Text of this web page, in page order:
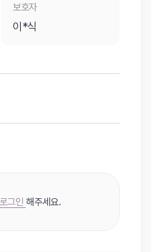
보호자
이*식
로그인 해주세요.